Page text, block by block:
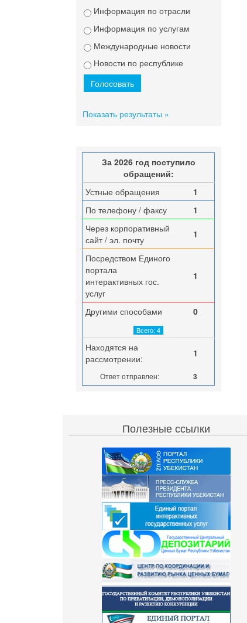
Информация по отрасли
Информация по услугам
Международные новости
Новости по республике
Показать результаты »
За 2026 год поступило
обращений:
Устные обращения
1
По телефону / факсу
1
Через корпоративный
сайт / эл. почту
1
Посредством Единого
портала
интерактивных гос.
услуг
1
Другими способами 0
Всего: 4
Находятся на
рассмотрении:
1
Ответ отправлен: 3
Полезные ссылки